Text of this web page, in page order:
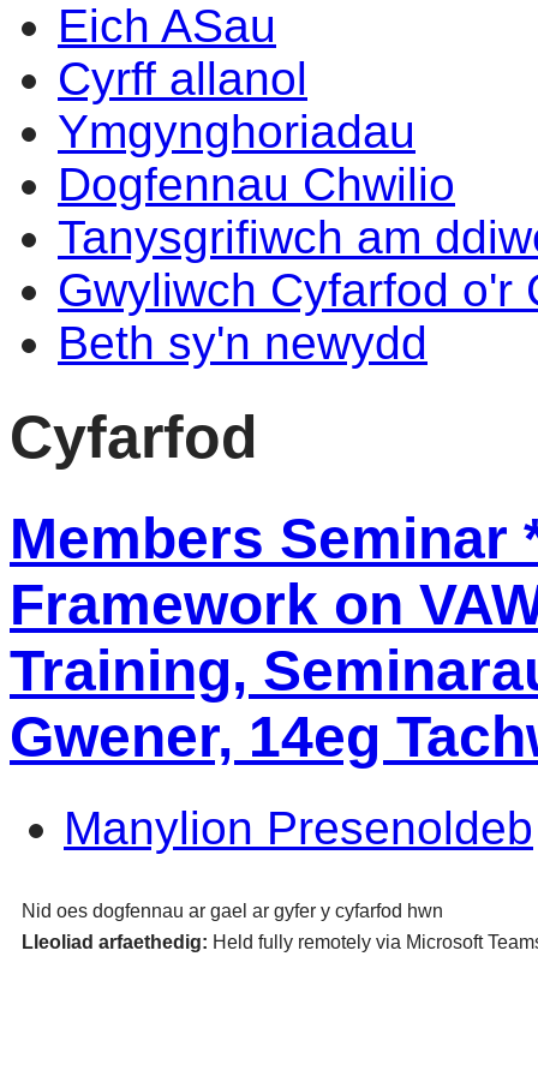
Eich ASau
Cyrff allanol
Ymgynghoriadau
Dogfennau Chwilio
Tanysgrifiwch am
Gwyliwch Cyfarfod o'r
Beth sy'n newydd
Cyfarfod
Members Seminar
Framework on
Training,
Gwener, 14eg
Manylion Presenoldeb
Nid oes dogfennau ar gael ar gyfer y cyfarfod hwn
Lleoliad arfaethedig: Held fully remotely via Microsoft